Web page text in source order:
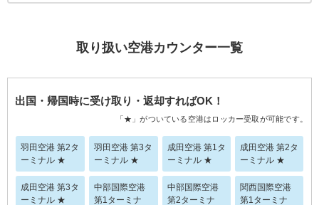
取り扱い空港カウンター一覧
出国・帰国時に受け取り・返却すればOK！
「★」がついている空港はロッカー受取が可能です。
羽田空港 第2タ
ーミナル ★
羽田空港 第3タ
ーミナル ★
成田空港 第1タ
ーミナル ★
成田空港 第2タ
ーミナル ★
成田空港 第3タ
ーミナル ★
中部国際空港
第1ターミナ
中部国際空港
第2ターミナ
関西国際空港
第1ターミナ